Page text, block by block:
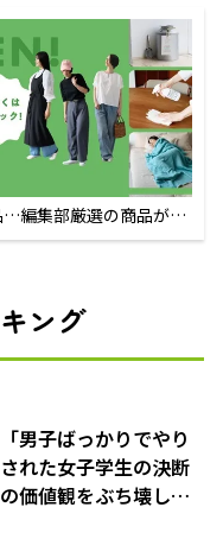
…編集部厳選の商品が買
ング
男子ばっかりでやり
れた女子学生の決断
価値観をぶち壊した